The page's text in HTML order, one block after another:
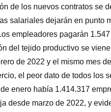
de los nuevos contratos se
salariales dejarán en punto
empleadores pagarán
del tejido productivo se
de 2022 y el mismo mes
el peor dato de todos los
enero había 1.414.317
desde marzo de 2022, y